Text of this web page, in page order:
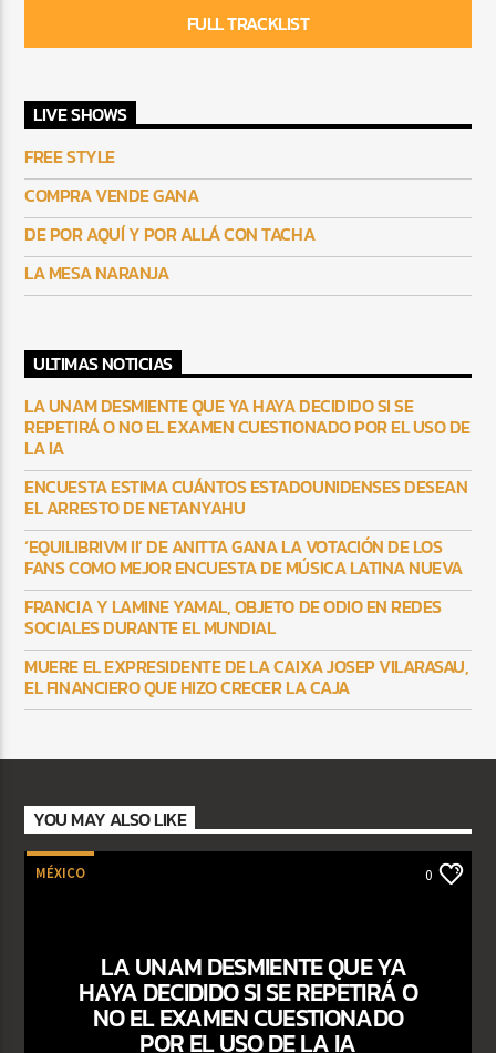
FULL TRACKLIST
LIVE SHOWS
FREE STYLE
COMPRA VENDE GANA
DE POR AQUÍ Y POR ALLÁ CON TACHA
LA MESA NARANJA
ULTIMAS NOTICIAS
LA UNAM DESMIENTE QUE YA HAYA DECIDIDO SI SE
REPETIRÁ O NO EL EXAMEN CUESTIONADO POR EL USO DE
LA IA
ENCUESTA ESTIMA CUÁNTOS ESTADOUNIDENSES DESEAN
EL ARRESTO DE NETANYAHU
‘EQUILIBRIVM II’ DE ANITTA GANA LA VOTACIÓN DE LOS
FANS COMO MEJOR ENCUESTA DE MÚSICA LATINA NUEVA
FRANCIA Y LAMINE YAMAL, OBJETO DE ODIO EN REDES
SOCIALES DURANTE EL MUNDIAL
MUERE EL EXPRESIDENTE DE LA CAIXA JOSEP VILARASAU,
EL FINANCIERO QUE HIZO CRECER LA CAJA
YOU MAY ALSO LIKE
MÉXICO 0
LA UNAM DESMIENTE QUE YA
HAYA DECIDIDO SI SE REPETIRÁ O
NO EL EXAMEN CUESTIONADO
POR EL USO DE LA IA